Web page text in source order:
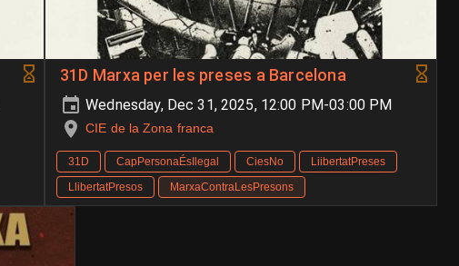
31D Marxa per les preses a Barcelona
Wednesday, Dec 31, 2025, 12:00 PM-03:00 PM
CIE de la Zona franca
31D CapPersonaÉsIlegal CiesNo
LiibertatPreses
LlibertatPresos
MarxaContraLesPresons